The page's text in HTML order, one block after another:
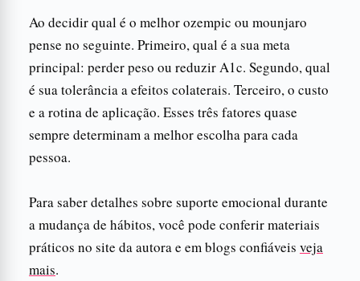
Ao decidir qual é o melhor ozempic ou mounjaro
pense no seguinte. Primeiro, qual é a sua meta
principal: perder peso ou reduzir A1c. Segundo, qual
é sua tolerância a efeitos colaterais. Terceiro, o custo
e a rotina de aplicação. Esses três fatores quase
sempre determinam a melhor escolha para cada
pessoa.
Para saber detalhes sobre suporte emocional durante
a mudança de hábitos, você pode conferir materiais
práticos no site da autora e em blogs confiáveis veja
mais.